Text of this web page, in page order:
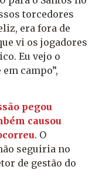
torcedores
era fora de
vi os jogadores
Eu vejo o
campo”,
pegou
causou
. O
seguiria no
de gestão do